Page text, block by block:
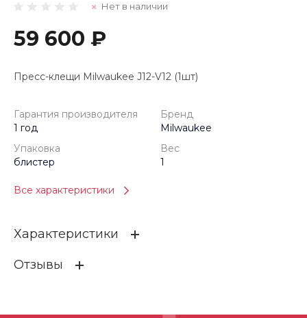
Нет в наличии
59 600 ₽
Пресс-клещи Milwaukee J12-V12 (1шт)
Гарантия производителя
1 год
Бренд
Milwaukee
Упаковка
блистер
Вес
1
Все характеристики
Характеристики
Гарантия производителя
Отзывы